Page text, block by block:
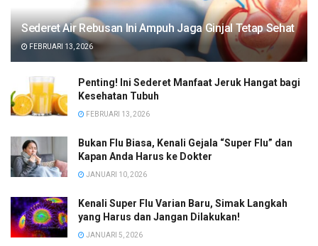
Sederet Air Rebusan Ini Ampuh Jaga Ginjal Tetap Sehat
FEBRUARI 13, 2026
Penting! Ini Sederet Manfaat Jeruk Hangat bagi
Kesehatan Tubuh
FEBRUARI 13, 2026
Bukan Flu Biasa, Kenali Gejala “Super Flu” dan
Kapan Anda Harus ke Dokter
JANUARI 10, 2026
Kenali Super Flu Varian Baru, Simak Langkah
yang Harus dan Jangan Dilakukan!
JANUARI 5, 2026